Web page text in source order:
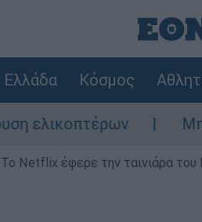
Ελλάδα Κόσμος
Μπαράζ
Netflix έφερε την ταινιάρα